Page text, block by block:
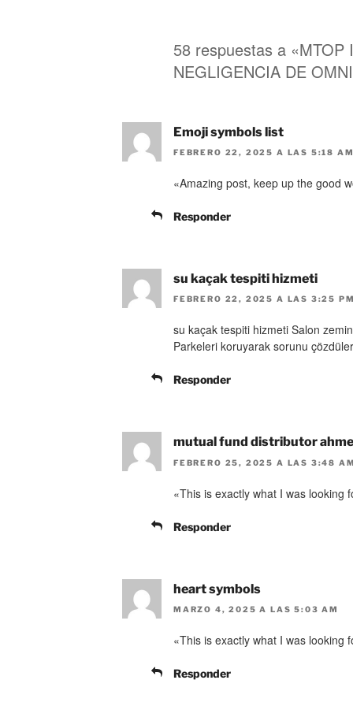
T
w
i
t
S
e
a
b
e
e
n
t
a
a
e
v
a
F
a
c
e
(
S
e
a
r
e
u
t
n
u
e
v
58 respuestas a «MTOP
NEGLIGENCIA DE
Emoji symbols list
FEBRERO 22, 2025 A LAS 5:18 AM
«Amazing post, keep up the good
Responder
su kaçak tespiti hizmeti
FEBRERO 22, 2025 A LAS 3:25 PM
su kaçak tespiti hizmeti Salon
Parkeleri koruyarak sorunu
Responder
mutual fund distributor
FEBRERO 25, 2025 A LAS 3:48 AM
«This is exactly what I was looking
Responder
heart symbols
MARZO 4, 2025 A LAS 5:03 AM
«This is exactly what I was looking
Responder